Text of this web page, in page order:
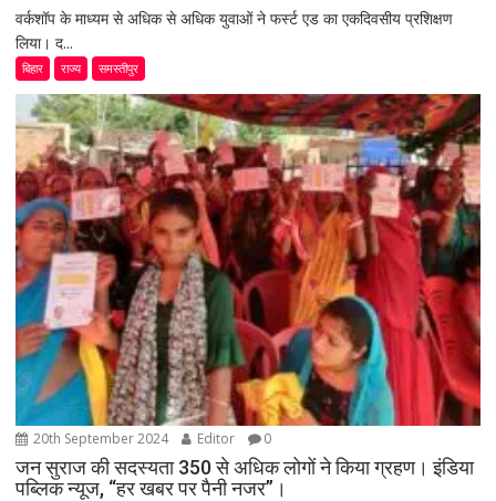
वर्कशॉप के माध्यम से अधिक से अधिक युवाओं ने फर्स्ट एड का एकदिवसीय प्रशिक्षण
लिया। द...
बिहार राज्य समस्तीपुर
20th September 2024 Editor 0
जन सुराज की सदस्यता 350 से अधिक लोगों ने किया ग्रहण। इंडिया
पब्लिक न्यूज, “हर खबर पर पैनी नजर”।